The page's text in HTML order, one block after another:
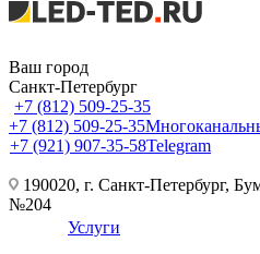
Ваш город
Санкт-Петербург
+7 (812) 509-25-35
+7 (812) 509-25-35
+7 (921) 907-35-58Telegram
190020, г. Санкт-Петербург,
№204
Услуги